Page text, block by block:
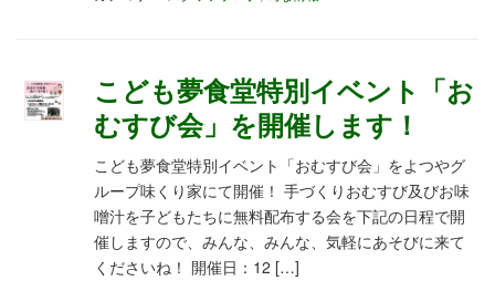
こども夢食堂特別イベント「お
むすび会」を開催します！
こども夢食堂特別イベント「おむすび会」をよつやグ
ループ味くり家にて開催！ 手づくりおむすび及びお味
噌汁を子どもたちに無料配布する会を下記の日程で開
催しますので、みんな、みんな、気軽にあそびに来て
くださいね！ 開催日：12 […]